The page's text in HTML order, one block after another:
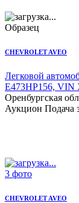
Образец
CHEVROLET AVEO
Легковой
Е473НР156, VIN
Оренбургская
Аукцион Подача
3 фото
CHEVROLET AVEO